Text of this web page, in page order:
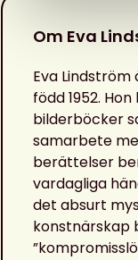
Om Eva
Eva
född 1952.
bilderböcker
samarbete
berättelser
vardagliga
det absurt
konstnärskap